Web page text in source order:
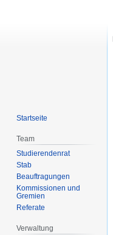
Startseite
Team
Studierendenrat
Stab
Beauftragungen
Kommissionen und
Gremien
Referate
Verwaltung